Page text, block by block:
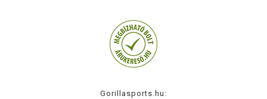
Gorillasports.hu: